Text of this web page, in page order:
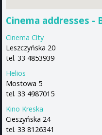
Cinema addresses -
Cinema City
Leszczyńska 20
tel. 33 4853939
Helios
Mostowa 5
tel. 33 4987015
Kino Kreska
Cieszyńska 24
tel. 33 8126341